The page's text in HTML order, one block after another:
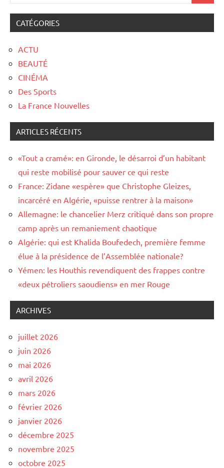
CATÉGORIES
ACTU
BEAUTÉ
CINÉMA
Des Sports
La France Nouvelles
ARTICLES RÉCENTS
«Tout a cramé»: en Gironde, le désarroi d’un habitant
qui reste mobilisé pour sauver ce qui reste
France: Zidane «espère» que Christophe Gleizes,
incarcéré en Algérie, «puisse rentrer à la maison»
Allemagne: le chancelier Merz critiqué dans son propre
camp après un remaniement chaotique
Algérie: qui est Khalida Boufedech, première femme
élue à la présidence de l’Assemblée nationale?
Yémen: les Houthis revendiquent des frappes contre
«deux pétroliers saoudiens» en mer Rouge
ARCHIVES
juillet 2026
juin 2026
mai 2026
avril 2026
mars 2026
février 2026
janvier 2026
décembre 2025
novembre 2025
octobre 2025